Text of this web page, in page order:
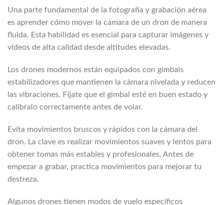
Una parte fundamental de la fotografía y grabación aérea
es aprender cómo mover la cámara de un dron de manera
fluida. Esta habilidad es esencial para capturar imágenes y
videos de alta calidad desde altitudes elevadas.
Los drones modernos están equipados con gimbals
estabilizadores que mantienen la cámara nivelada y reducen
las vibraciones. Fíjate que el gimbal esté en buen estado y
calibralo correctamente antes de volar.
Evita movimientos bruscos y rápidos con la cámara del
dron. La clave es realizar movimientos suaves y lentos para
obtener tomas más estables y profesionales. Antes de
empezar a grabar, practica movimientos para mejorar tu
destreza.
Algunos drones tienen modos de vuelo específicos